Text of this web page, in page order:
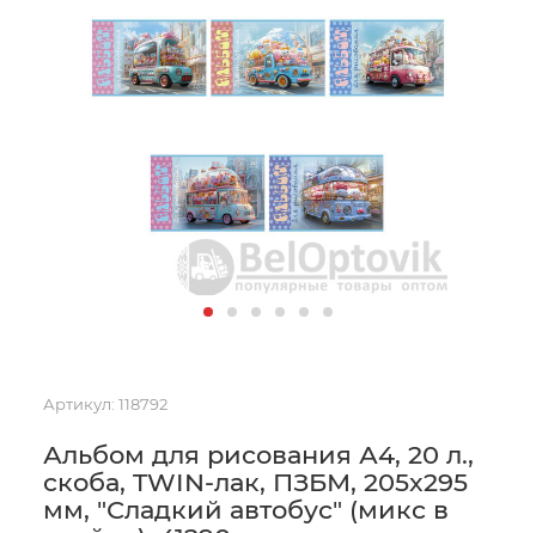
Артикул: 118792
Альбом для рисования А4, 20 л.,
скоба, TWIN-лак, ПЗБМ, 205x295
мм, "Сладкий автобус" (микс в